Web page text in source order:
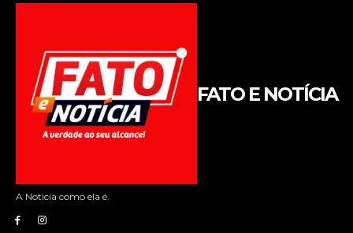
FATO E NOTÍCIA
A Noticia como ela é.